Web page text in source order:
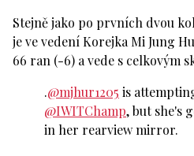
Stejně jako po prvních dvou
je ve vedení Korejka Mi Jung
66 ran (-6) a vede s celkovým
.@mjhur1205 is
@IWITChamp, but she's
in her rearview mirror.